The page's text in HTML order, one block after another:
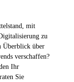
mit
zu
Überblick über
verschaffen?‍
Ihr
Sie